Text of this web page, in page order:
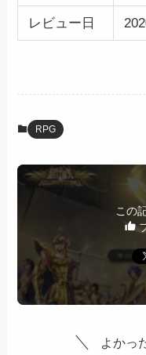
レビュー日
RPG
この
よかっ